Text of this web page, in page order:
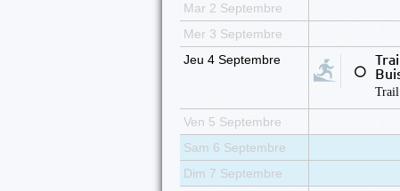
Mar 2 Septembre
Mer 3 Septembre
Jeu 4 Septembre
⚪
Trail
Ven 5 Septembre
Sam 6 Septembre
Dim 7 Septembre